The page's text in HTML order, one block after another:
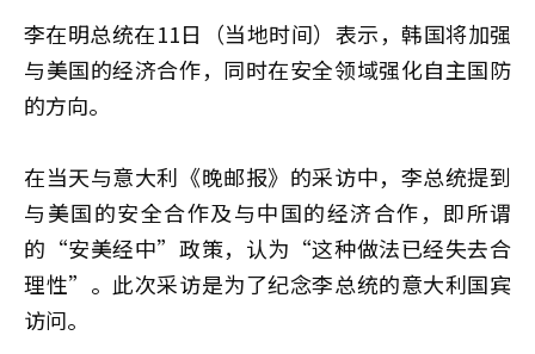
李在明总统在11日（当地时间）表示，韩国将加强
与美国的经济合作，同时在安全领域强化自主国防
的方向。
在当天与意大利《晚邮报》的采访中，李总统提到
与美国的安全合作及与中国的经济合作，即所谓
的“安美经中”政策，认为“这种做法已经失去合
理性”。此次采访是为了纪念李总统的意大利国宾
访问。